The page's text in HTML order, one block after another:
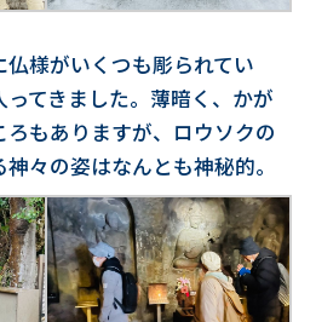
様がいくつも彫られてい
てきました。薄暗く、かが
もありますが、ロウソクの
々の姿はなんとも神秘的。